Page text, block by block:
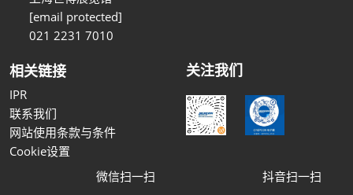
[email protected]
021 2231 7010
相关链接
IPR
联系我们
网站使用条款与条件
Cookie设置
关注我们
微信扫一扫 抖音扫一扫